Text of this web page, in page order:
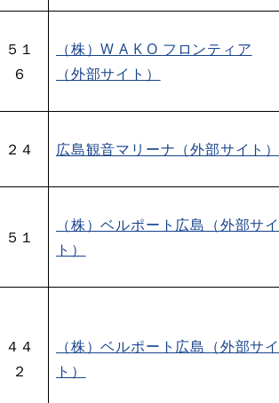
５１
６
（株）W A K O フロンティア
（外部サイト）
２４ 広島観音マリーナ（外部サイト）
５１
（株）ベルポート広島（外部サイ
ト）
４４
２
（株）ベルポート広島（外部サイ
ト）